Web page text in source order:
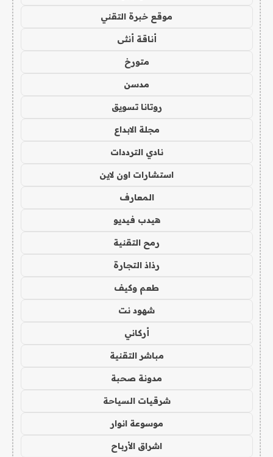
موقع خبرة التقني
أناقة أنثى
متورخ
مدسن
روتانا تسويق
مجلة الابداع
نادي الترددات
استشارات اون لاين
المعارف
هيدب فيديو
رمح التقنية
رذاذ التجارة
طعم وكيف
شهود نت
أركاني
مباشر التقنية
مدونة صحبة
شرقيات السياحة
موسوعة انوار
اشراق الأرباح